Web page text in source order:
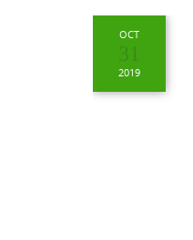
OCT
31
2019